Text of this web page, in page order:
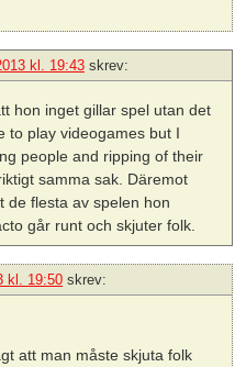
kl. 19:43 skrev:
hon inget gillar spel utan det
to play videogames but I
people and ripping of their
samma sak. Däremot
de flesta av spelen hon
går runt och skjuter folk.
kl. 19:50 skrev:
att man måste skjuta folk